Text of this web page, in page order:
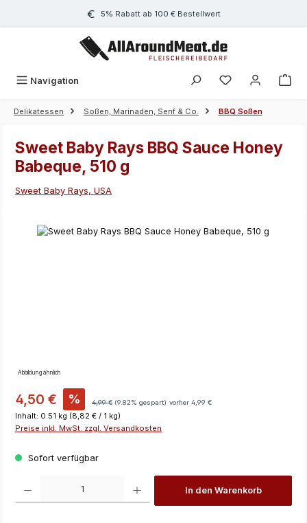
Zum Hauptinhalt springen5% Rabatt ab 100 € Bestellwert
Navigation
Delikatessen Soßen, Marinaden, Senf & Co. BBQ Soßen
Sweet Baby Rays BBQ Sauce Honey
Babeque, 510 g
Sweet Baby Rays, USA
Bildergalerie überspringen
Abbildung ähnlich
Verkaufspreis:
4,50 € % Regulärer Preis:
4,99 € (9.82% gespart) vorher 4,99 €
Inhalt: 0.51 kg (8,82 € / 1 kg)
Preise inkl. MwSt. zzgl. Versandkosten
Sofort verfügbar
In den Warenkorb